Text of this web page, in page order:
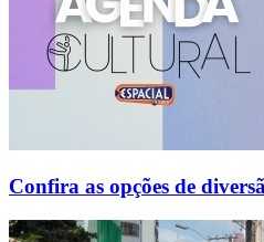
Confira as opções de